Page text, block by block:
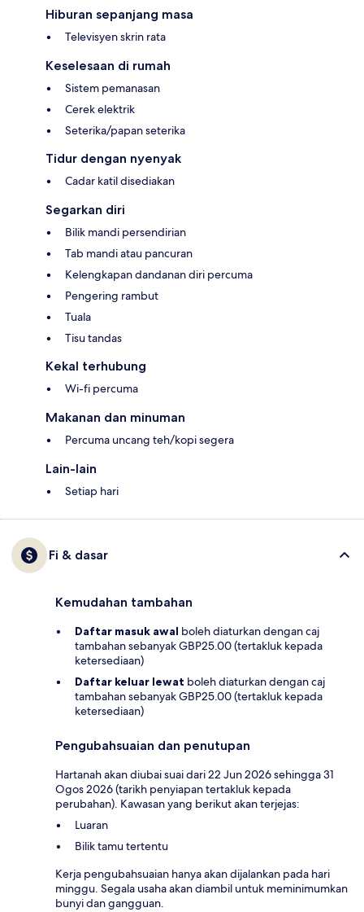
Hiburan sepanjang masa
Televisyen skrin rata
Keselesaan di rumah
Sistem pemanasan
Cerek elektrik
Seterika/papan seterika
Tidur dengan nyenyak
Cadar katil disediakan
Segarkan diri
Bilik mandi persendirian
Tab mandi atau pancuran
Kelengkapan dandanan diri percuma
Pengering rambut
Tuala
Tisu tandas
Kekal terhubung
Wi-fi percuma
Makanan dan minuman
Percuma uncang teh/kopi segera
Lain-lain
Setiap hari
Fi & dasar
Kemudahan tambahan
Daftar masuk awal boleh diaturkan dengan caj
tambahan sebanyak GBP25.00 (tertakluk kepada
ketersediaan)
Daftar keluar lewat boleh diaturkan dengan caj
tambahan sebanyak GBP25.00 (tertakluk kepada
ketersediaan)
Pengubahsuaian dan penutupan
Hartanah akan diubai suai dari 22 Jun 2026 sehingga 31
Ogos 2026 (tarikh penyiapan tertakluk kepada
perubahan). Kawasan yang berikut akan terjejas:
Luaran
Bilik tamu tertentu
Kerja pengubahsuaian hanya akan dijalankan pada hari
minggu. Segala usaha akan diambil untuk meminimumkan
bunyi dan gangguan.